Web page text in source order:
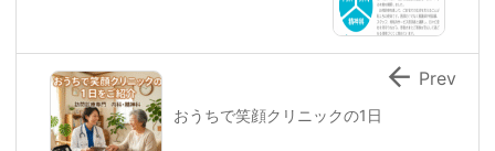
おうちで笑顔クリニックの1日
 Prev